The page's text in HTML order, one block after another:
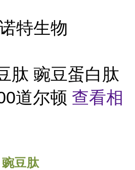
特生物
肽 豌豆蛋白肽
道尔顿 查看相
豌豆肽